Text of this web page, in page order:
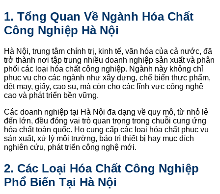
1. Tổng Quan Về Ngành Hóa Chất
Công Nghiệp Hà Nội
Hà Nội, trung tâm chính trị, kinh tế, văn hóa của cả nước, đã
trở thành nơi tập trung nhiều doanh nghiệp sản xuất và phân
phối các loại hóa chất công nghiệp. Ngành này không chỉ
phục vụ cho các ngành như xây dựng, chế biến thực phẩm,
dệt may, giấy, cao su, mà còn cho các lĩnh vực công nghệ
cao và phát triển bền vững.
Các doanh nghiệp tại Hà Nội đa dạng về quy mô, từ nhỏ lẻ
đến lớn, đều đóng vai trò quan trọng trong chuỗi cung ứng
hóa chất toàn quốc. Họ cung cấp các loại hóa chất phục vụ
sản xuất, xử lý môi trường, bảo trì thiết bị hay mục đích
nghiên cứu, phát triển công nghệ mới.
2. Các Loại Hóa Chất Công Nghiệp
Phổ Biến Tại Hà Nội